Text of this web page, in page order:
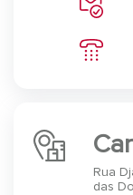
Rua
das